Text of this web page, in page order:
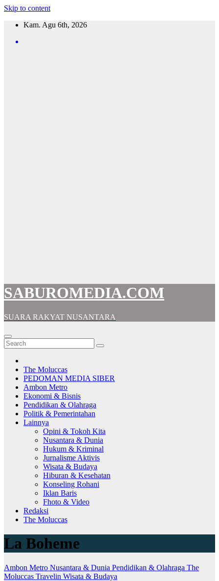
Skip to content
Kam. Agu 6th, 2026
SABUROMEDIA.COM
SUARA RAKYAT NUSANTARA
The Moluccas
PEDOMAN MEDIA SIBER
Ambon Metro
Ekonomi & Bisnis
Pendidikan & Olahraga
Politik & Pemerintahan
Lainnya
Opini & Tokoh Kita
Nusantara & Dunia
Hukum & Kriminal
Jurnalisme Aktivis
Wisata & Budaya
Hiburan & Kesehatan
Konseling Rohani
Iklan Baris
Fhoto & Video
Redaksi
The Moluccas
La Boheme
Ambon Metro Nusantara & Dunia Pendidikan & Olahraga The
Moluccas Travelin Wisata & Budaya